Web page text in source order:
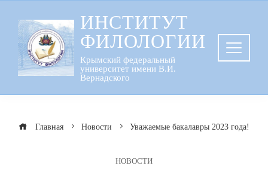
содержанию
ИНСТИТУТ
ФИЛОЛОГИИ
Крымский федеральный
университет имени В.И.
Вернадского
Главная Новости Уважаемые бакалавры 2023 года!
НОВОСТИ